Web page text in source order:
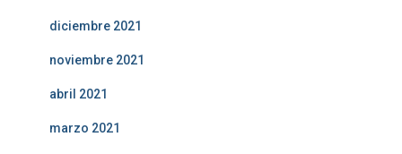
diciembre 2021
noviembre 2021
abril 2021
marzo 2021